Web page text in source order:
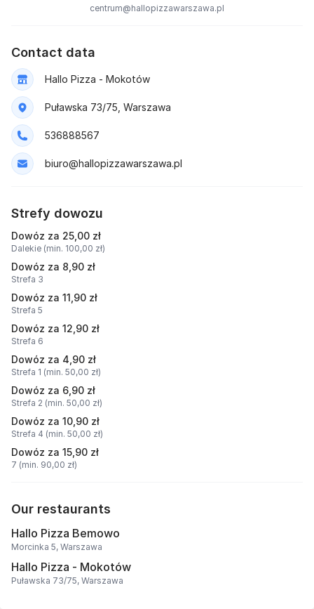
centrum@hallopizzawarszawa.pl
Contact data
Hallo Pizza - Mokotów
Puławska 73/75, Warszawa
536888567
biuro@hallopizzawarszawa.pl
Strefy dowozu
Dowóz za 25,00 zł
Dalekie (min. 100,00 zł)
Dowóz za 8,90 zł
Strefa 3
Dowóz za 11,90 zł
Strefa 5
Dowóz za 12,90 zł
Strefa 6
Dowóz za 4,90 zł
Strefa 1 (min. 50,00 zł)
Dowóz za 6,90 zł
Strefa 2 (min. 50,00 zł)
Dowóz za 10,90 zł
Strefa 4 (min. 50,00 zł)
Dowóz za 15,90 zł
7 (min. 90,00 zł)
Our restaurants
Hallo Pizza Bemowo
Morcinka 5, Warszawa
Hallo Pizza - Mokotów
Puławska 73/75, Warszawa